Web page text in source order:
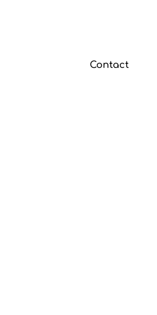
Contact